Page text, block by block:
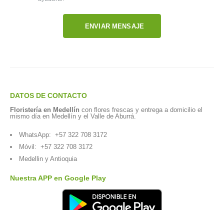
ENVIAR MENSAJE
DATOS DE CONTACTO
Floristería en Medellín con flores frescas y entrega a domicilio el
mismo día en Medellín y el Valle de Aburrá.
WhatsApp: +57 322 708 3172
Móvil: +57 322 708 3172
Medellin y Antioquia
Nuestra APP en Google Play